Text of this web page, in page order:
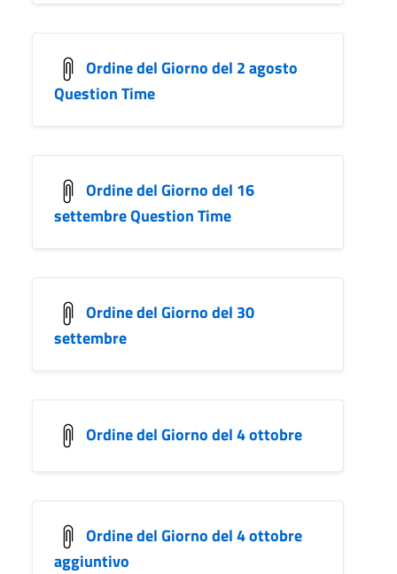
Ordine del Giorno del 2 agosto
Question Time
Ordine del Giorno del 16
settembre Question Time
Ordine del Giorno del 30
settembre
Ordine del Giorno del 4 ottobre
Ordine del Giorno del 4 ottobre
aggiuntivo